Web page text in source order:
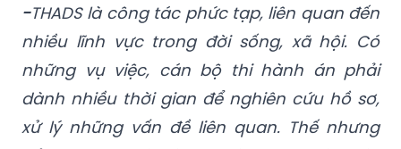
-THADS là công tác phức tạp, liên quan đến
nhiều lĩnh vực trong đời sống, xã hội. Có
những vụ việc, cán bộ thi hành án phải
dành nhiều thời gian để nghiên cứu hồ sơ,
xử lý những vấn đề liên quan. Thế nhưng